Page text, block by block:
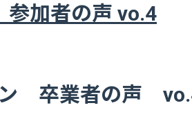
加者の声 vo.4
ン 卒業者の声